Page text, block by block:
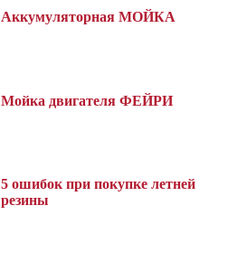
Аккумуляторная МОЙКА
Мойка двигателя ФЕЙРИ
5 ошибок при покупке летней
резины